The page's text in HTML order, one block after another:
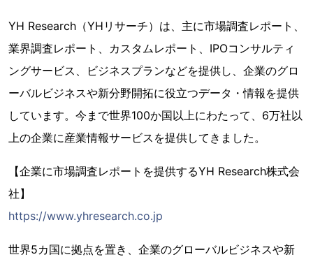
YH Research（YHリサーチ）は、主に市場調査レポート、
業界調査レポート、カスタムレポート、IPOコンサルティ
ングサービス、ビジネスプランなどを提供し、企業のグロ
ーバルビジネスや新分野開拓に役立つデータ・情報を提供
しています。今まで世界100か国以上にわたって、6万社以
上の企業に産業情報サービスを提供してきました。
【企業に市場調査レポートを提供するYH Research株式会
社】
https://www.yhresearch.co.jp
世界5カ国に拠点を置き、企業のグローバルビジネスや新